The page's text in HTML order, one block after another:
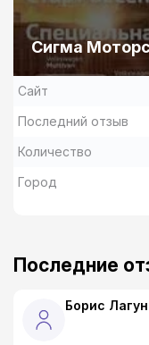
Сигма Моторс
Сайт
Последний отзыв
Количество
Город
Последние
Борис